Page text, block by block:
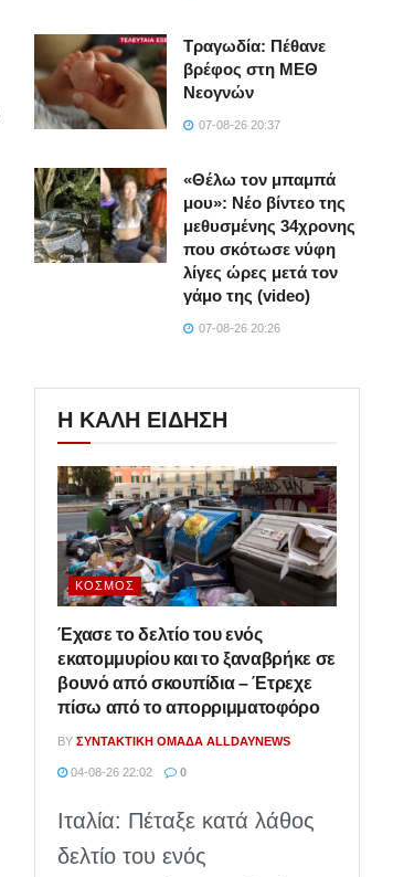
Τραγωδία: Πέθανε
βρέφος στη ΜΕΘ
Νεογνών
07-08-26 20:37
«Θέλω τον μπαμπά
μου»: Νέο βίντεο της
μεθυσμένης 34χρονης
που σκότωσε νύφη
λίγες ώρες μετά τον
γάμο της (video)
07-08-26 20:26
Η ΚΑΛΗ ΕΙΔΗΣΗ
ΚΌΣΜΟΣ
Έχασε το δελτίο του ενός
εκατομμυρίου και το ξαναβρήκε σε
βουνό από σκουπίδια – Έτρεχε
πίσω από το απορριμματοφόρο
BY ΣΥΝΤΑΚΤΙΚΉ ΟΜΆΔΑ ALLDAYNEWS
04-08-26 22:02 0
Ιταλία: Πέταξε κατά λάθος
δελτίο του ενός